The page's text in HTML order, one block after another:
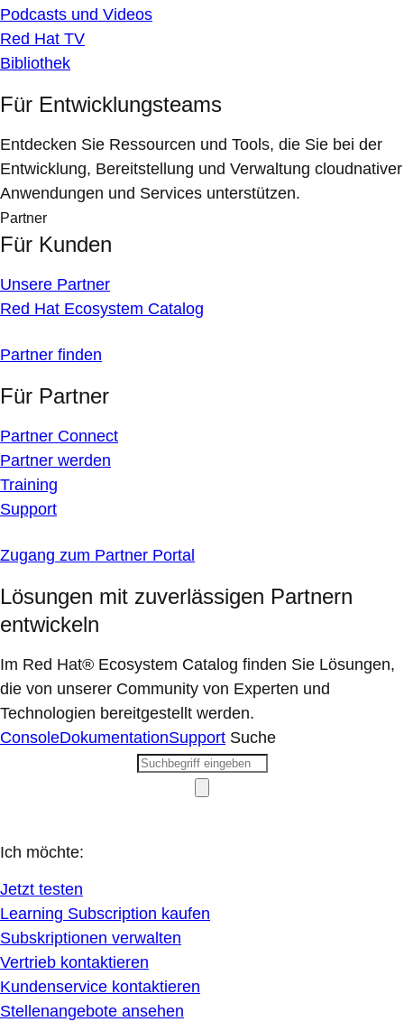
Podcasts und Videos
Red Hat TV
Bibliothek
Für Entwicklungsteams
Entdecken Sie Ressourcen und Tools, die Sie bei der
Entwicklung, Bereitstellung und Verwaltung cloudnativer
Anwendungen und Services unterstützen.
Partner
Für Kunden
Unsere Partner
Red Hat Ecosystem Catalog
Partner finden
Für Partner
Partner Connect
Partner werden
Training
Support
Zugang zum Partner Portal
Lösungen mit zuverlässigen Partnern
entwickeln
Im Red Hat® Ecosystem Catalog finden Sie Lösungen,
die von unserer Community von Experten und
Technologien bereitgestellt werden.
ConsoleDokumentationSupport Suche
Ich möchte:
Jetzt testen
Learning Subscription kaufen
Subskriptionen verwalten
Vertrieb kontaktieren
Kundenservice kontaktieren
Stellenangebote ansehen